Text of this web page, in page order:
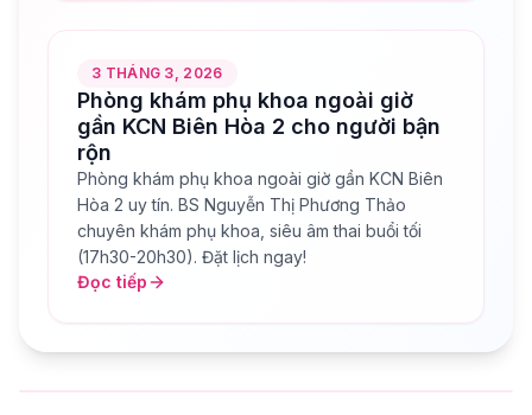
3 THÁNG 3, 2026
Phòng khám phụ khoa ngoài giờ
gần KCN Biên Hòa 2 cho người bận
rộn
Phòng khám phụ khoa ngoài giờ gần KCN Biên
Hòa 2 uy tín. BS Nguyễn Thị Phương Thảo
chuyên khám phụ khoa, siêu âm thai buổi tối
(17h30-20h30). Đặt lịch ngay!
Đọc tiếp